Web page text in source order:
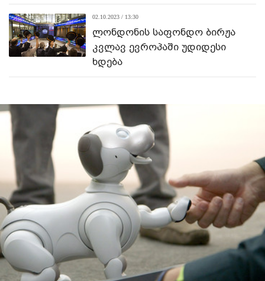
02.10.2023 / 13:30
ლონდონის საფონდო ბირჟა
კვლავ ევროპაში უდიდესი
ხდება